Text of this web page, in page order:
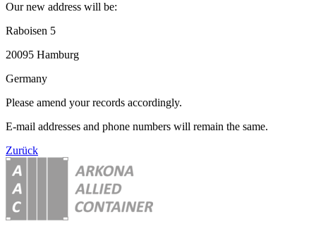
Our new address will be:
Raboisen 5
20095 Hamburg
Germany
Please amend your records accordingly.
E-mail addresses and phone numbers will remain the same.
Zurück